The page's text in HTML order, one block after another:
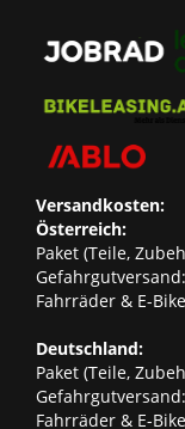
Versandkosten:
Österreich:
Paket (Teile,
Fahrräder & E-
Deutschland:
Paket (Teile,
Fahrräder & E-